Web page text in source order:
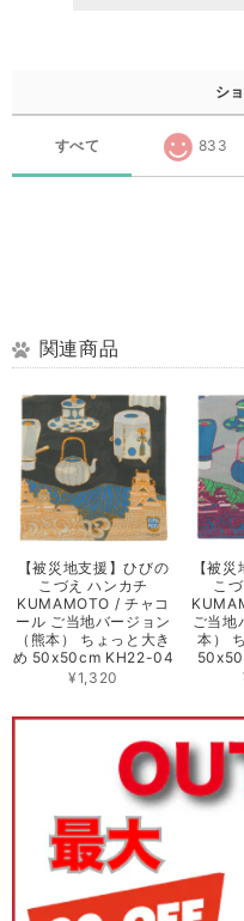
シ
すべて 833
関連商品
【被災地支援】ひびの
こづえ ハンカチ
KUMAMOTO / チャコ
ール ご当地バージョン
（熊本） ちょっと大き
め 50x50cm KH22-04
¥1,320
【被
こ
ご当地
本）